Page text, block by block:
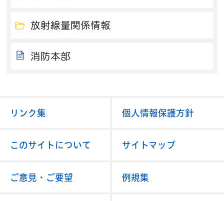
放射線量関係情報
消防本部
リンク集 個人情報保護方針
このサイトについて サイトマップ
ご意見・ご要望 例規集